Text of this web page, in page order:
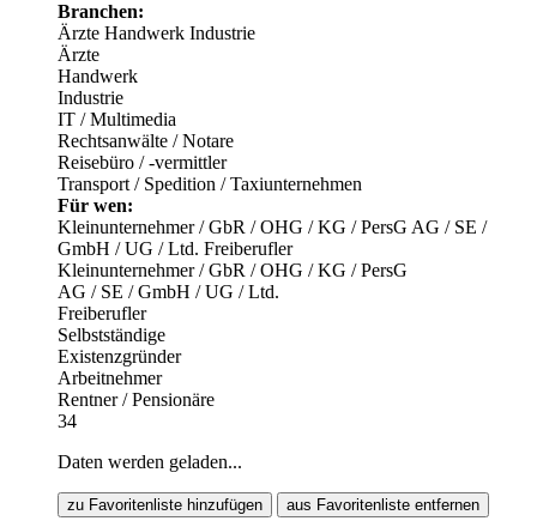
Branchen:
Ärzte Handwerk Industrie
Ärzte
Handwerk
Industrie
IT / Multimedia
Rechtsanwälte / Notare
Reisebüro / -vermittler
Transport / Spedition / Taxiunternehmen
Für wen:
Kleinunternehmer / GbR / OHG / KG / PersG AG / SE /
GmbH / UG / Ltd. Freiberufler
Kleinunternehmer / GbR / OHG / KG / PersG
AG / SE / GmbH / UG / Ltd.
Freiberufler
Selbstständige
Existenzgründer
Arbeitnehmer
Rentner / Pensionäre
34
Daten werden geladen...
zu Favoritenliste hinzufügen aus Favoritenliste entfernen